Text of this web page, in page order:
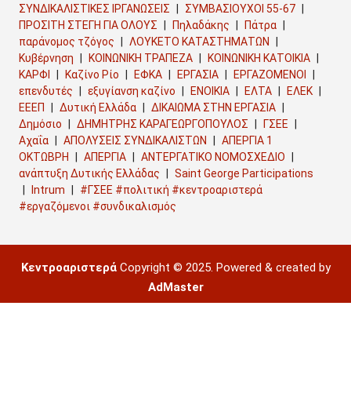
ΣΥΝΔΙΚΑΛΙΣΤΙΚΕΣ ΙΡΓΑΝΩΣΕΙΣ
ΣΥΜΒΑΣΙΟΥΧΟΙ 55-67
ΠΡΟΣΙΤΗ ΣΤΕΓΗ ΓΙΑ ΟΛΟΥΣ
Πηλαδάκης
Πάτρα
παράνομος τζόγος
ΛΟΥΚΕΤΟ ΚΑΤΑΣΤΗΜΑΤΩΝ
Κυβέρνηση
ΚΟΙΝΩΝΙΚΗ ΤΡΑΠΕΖΑ
ΚΟΙΝΩΝΙΚΗ ΚΑΤΟΙΚΙΑ
ΚΑΡΦΙ
Καζίνο Ρίο ΕΦΚΑ ΕΡΓΑΣΙΑ
ΕΡΓΑΖΟΜΕΝΟΙ
επενδυτές
εξυγίανση καζίνο ΕΝΟΙΚΙΑ ΕΛΤΑ
ΕΛΕΚ
ΕΕΕΠ
Δυτική Ελλάδα
ΔΙΚΑΙΩΜΑ ΣΤΗΝ ΕΡΓΑΣΙΑ
Δημόσιο
ΔΗΜΗΤΡΗΣ ΚΑΡΑΓΕΩΡΓΟΠΟΥΛΟΣ
ΓΣΕΕ
Αχαΐα
ΑΠΟΛΥΣΕΙΣ ΣΥΝΔΙΚΑΛΙΣΤΩΝ
ΑΠΕΡΓΙΑ 1
ΟΚΤΩΒΡΗ
ΑΠΕΡΓΙΑ
ΑΝΤΕΡΓΑΤΙΚΟ ΝΟΜΟΣΧΕΔΙΟ
ανάπτυξη Δυτικής Ελλάδας
Saint George Participations
Intrum
#ΓΣΕΕ #πολιτική #κεντροαριστερά
#εργαζόμενοι #συνδικαλισμός
ΚεντροαριστεράCopyright © 2025. Powered & created by
AdMaster